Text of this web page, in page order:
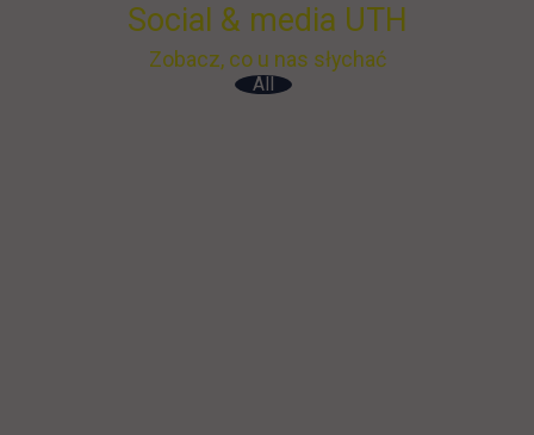
Social & media UTH
Zobacz, co u nas słychać
Filter network
All